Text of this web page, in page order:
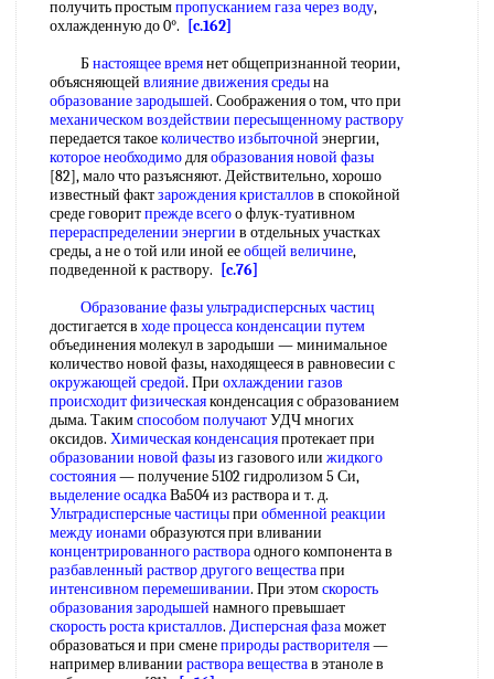
получить простымпропусканием газачерез воду,
охлажденную до 0°.
[c.162]
Бнастоящее времянет общепризнанной теории,
объясняющей влияние движения средына
образование зародышей. Соображения о том, что при
механическом воздействии пересыщенному раствору
передается такоеколичество избыточной энергии,
которое необходимодляобразования новой фазы
[82], мало что разъясняют. Действительно, хорошо
известный фактзарождения кристаллов в спокойной
среде говоритпрежде всегоо флук-туативном
перераспределении энергии в отдельных участках
среды, а не о той или иной ееобщей величине,
подведенной к раствору.
[c.76]
Образование фазыультрадисперсных частиц
достигается в ходе процессаконденсации путем
объединения молекул в зародыши — минимальное
количество новой фазы, находящееся в равновесии с
окружающей средой. При охлаждении газов
происходит физическаяконденсация с образованием
дыма. Такимспособом получаютУДЧ многих
оксидов. Химическая конденсацияпротекает при
образовании новой фазыиз газового или жидкого
состояния— получение 5102 гидролизом 5 Си,
выделение осадкаВа504 из раствора и т. д.
Ультрадисперсные частицыпри обменной реакции
между ионами образуются при вливании
концентрированного раствораодного компонента в
разбавленный раствор другого веществапри
интенсивном перемешивании. При этомскорость
образования зародышей намного превышает
скорость роста кристаллов. Дисперсная фазаможет
образоваться и при сменеприроды растворителя—
например вливании раствора веществав этаноле в